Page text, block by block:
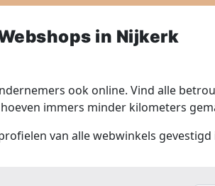
in Nijkerk
ook online. Vind alle
immers minder kilometers
van alle webwinkels gevestigd